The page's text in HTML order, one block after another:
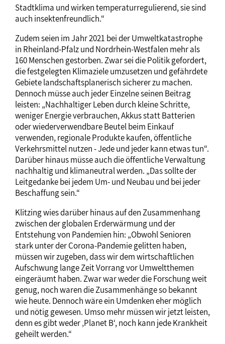
Stadtklima und wirken temperaturregulierend, sie sind
auch insektenfreundlich.“
Zudem seien im Jahr 2021 bei der Umweltkatastrophe
in Rheinland-Pfalz und Nordrhein-Westfalen mehr als
160 Menschen gestorben. Zwar sei die Politik gefordert,
die festgelegten Klimaziele umzusetzen und gefährdete
Gebiete landschaftsplanerisch sicherer zu machen.
Dennoch müsse auch jeder Einzelne seinen Beitrag
leisten: „Nachhaltiger Leben durch kleine Schritte,
weniger Energie verbrauchen, Akkus statt Batterien
oder wiederverwendbare Beutel beim Einkauf
verwenden, regionale Produkte kaufen, öffentliche
Verkehrsmittel nutzen - Jede und jeder kann etwas tun“.
Darüber hinaus müsse auch die öffentliche Verwaltung
nachhaltig und klimaneutral werden. „Das sollte der
Leitgedanke bei jedem Um- und Neubau und bei jeder
Beschaffung sein.“
Klitzing wies darüber hinaus auf den Zusammenhang
zwischen der globalen Erderwärmung und der
Entstehung von Pandemien hin: „Obwohl Senioren
stark unter der Corona-Pandemie gelitten haben,
müssen wir zugeben, dass wir dem wirtschaftlichen
Aufschwung lange Zeit Vorrang vor Umweltthemen
eingeräumt haben. Zwar war weder die Forschung weit
genug, noch waren die Zusammenhänge so bekannt
wie heute. Dennoch wäre ein Umdenken eher möglich
und nötig gewesen. Umso mehr müssen wir jetzt leisten,
denn es gibt weder ‚Planet B‘, noch kann jede Krankheit
geheilt werden.“